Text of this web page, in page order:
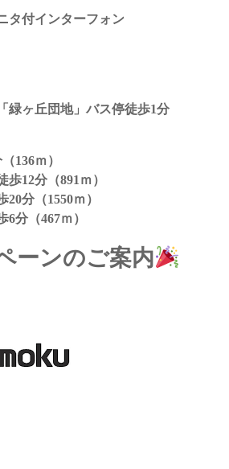
タ付インターフォン
緑ヶ丘団地」バス停徒歩1分
136ｍ）
12分（891ｍ）
分（1550ｍ）
分（467ｍ）
ーンのご案内